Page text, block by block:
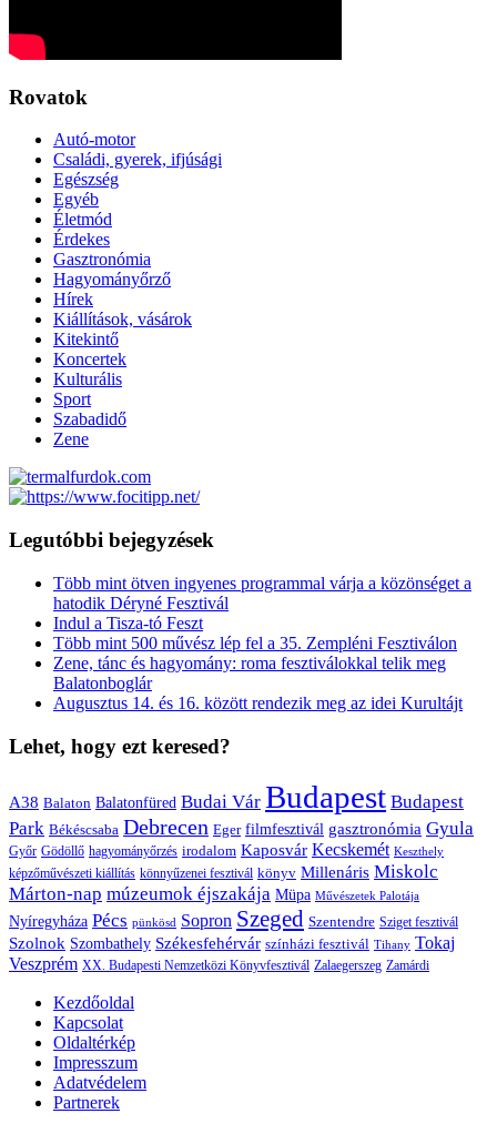
Rovatok
Autó-motor
Családi, gyerek, ifjúsági
Egészség
Egyéb
Életmód
Érdekes
Gasztronómia
Hagyományőrző
Hírek
Kiállítások, vásárok
Kitekintő
Koncertek
Kulturális
Sport
Szabadidő
Zene
Legutóbbi bejegyzések
Több mint ötven ingyenes programmal várja a közönséget a
hatodik Déryné Fesztivál
Indul a Tisza-tó Feszt
Több mint 500 művész lép fel a 35. Zempléni Fesztiválon
Zene, tánc és hagyomány: roma fesztiválokkal telik meg
Balatonboglár
Augusztus 14. és 16. között rendezik meg az idei Kurultájt
Lehet, hogy ezt keresed?
A38 Balaton Balatonfüred Budai Vár Budapest Budapest
Park Békéscsaba Debrecen Eger filmfesztivál gasztronómia Gyula
Győr Gödöllő hagyományőrzés irodalom Kaposvár Kecskemét Keszthely
képzőművészeti kiállítás könnyűzenei fesztivál könyv Millenáris Miskolc
Márton-nap múzeumok éjszakája Müpa Művészetek Palotája
Nyíregyháza Pécs pünkösd Sopron Szeged Szentendre Sziget fesztivál
Szolnok Szombathely Székesfehérvár színházi fesztivál Tihany Tokaj
Veszprém XX. Budapesti Nemzetközi Könyvfesztivál Zalaegerszeg Zamárdi
Kezdőoldal
Kapcsolat
Oldaltérkép
Impresszum
Adatvédelem
Partnerek